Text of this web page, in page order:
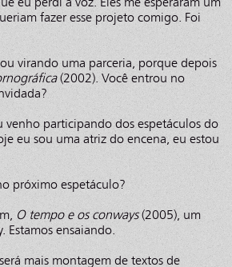
fazer esse projeto comigo. Foi
virando uma parceria, porque depois
(2002). Você entrou no
venho participando dos espetáculos do
eu sou uma atriz do encena, eu estou
próximo espetáculo?
O tempo e os conways(2005), um
Estamos ensaiando.
mais montagem de textos de